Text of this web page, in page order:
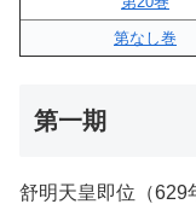
第なし巻
第一期
舒明天皇即位（629